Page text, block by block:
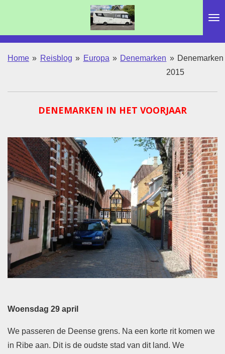
de
Home » Reisblog » Europa » Denemarken » Denemarken
2015
DENEMARKEN IN HET VOORJAAR
Woensdag 29 april
We passeren de Deense grens. Na een korte rit komen we
in Ribe aan. Dit is de oudste stad van dit land. We